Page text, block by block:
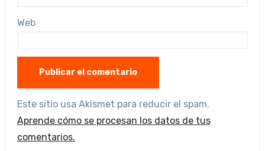
Web
Este sitio usa Akismet para reducir el spam.
Aprende cómo se procesan los datos de tus
comentarios.